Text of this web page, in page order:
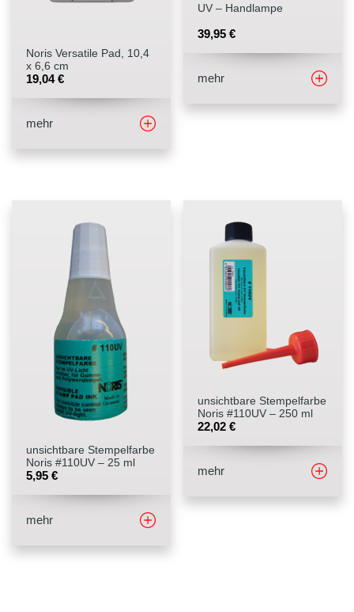
Noris Versatile Pad, 10,4
x 6,6 cm
19,04€
mehr
UV – Handlampe
39,95€
mehr
unsichtbare Stempelfarbe
Noris #110UV – 25 ml
5,95 €
mehr
unsichtbare Stempelfarbe
Noris #110UV – 250 ml
22,02€
mehr
Stempelkissen